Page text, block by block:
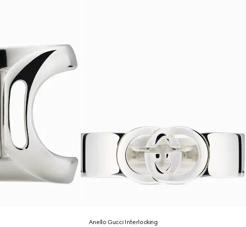
Anello Gucci Interlocking